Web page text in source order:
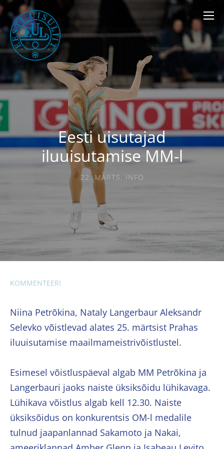
Eesti uisutajad
iluuisutamise MM-l
22. MÄRTS, INFO
KOMMENTEERI
Niina Petrõkina, Nataly Langerbaur Aleksandr
Selevko võistlevad alates 25. märtsist Prahas
iluuisutamise maailmameistrivõistlustel.
Esimesel võistluspäeval algab MM Petrõkina ja
Langerbauri jaoks naiste üksiksõidu lühikavaga.
Lühikava võistlus algab kell 12.30. Naiste
üksiksõidus on konkurentsis OM-l medalile
tulnud jaapanlannad Sakamoto ja Nakai,